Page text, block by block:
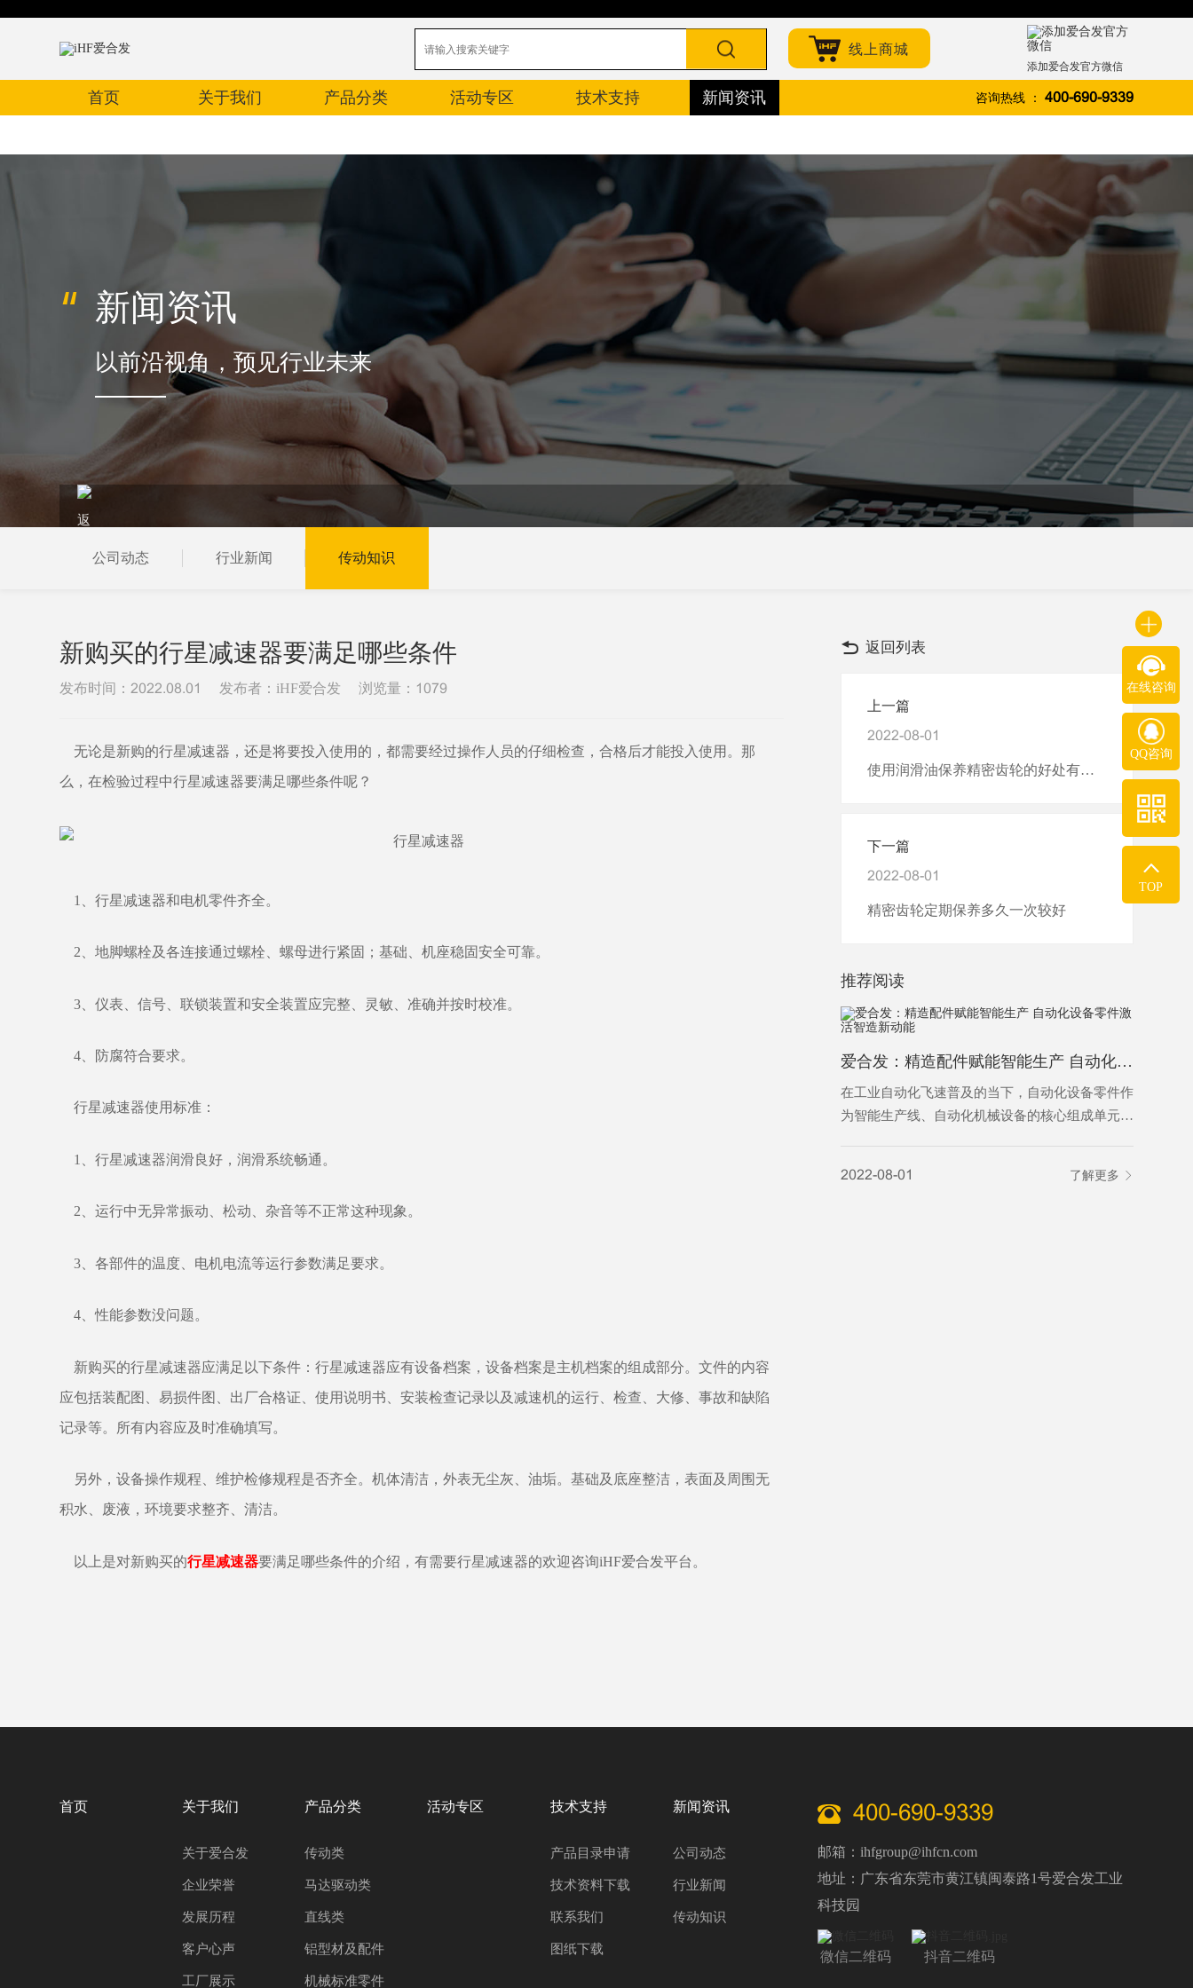
线上商城
添加爱合发官方微信
首页 关于我们 产品分类 活动专区 技术支持 新闻资讯 咨询热线 ： 400-690-9339
新闻资讯
以前沿视角，预见行业未来
当前位置：首页 新闻资讯 传动知识
公司动态 行业新闻 传动知识
新购买的行星减速器要满足哪些条件
发布时间： 2022.08.01 发布者：iHF爱合发 浏览量： 1079
无论是新购的行星减速器，还是将要投入使用的，都需要经过操作人员的仔细检查，合格后才能投入使用。那
么，在检验过程中行星减速器要满足哪些条件呢？
1、行星减速器和电机零件齐全。
2、地脚螺栓及各连接通过螺栓、螺母进行紧固；基础、机座稳固安全可靠。
3、仪表、信号、联锁装置和安全装置应完整、灵敏、准确并按时校准。
4、防腐符合要求。
行星减速器使用标准：
1、行星减速器润滑良好，润滑系统畅通。
2、运行中无异常振动、松动、杂音等不正常这种现象。
3、各部件的温度、电机电流等运行参数满足要求。
4、性能参数没问题。
新购买的行星减速器应满足以下条件：行星减速器应有设备档案，设备档案是主机档案的组成部分。文件的内容
应包括装配图、易损件图、出厂合格证、使用说明书、安装检查记录以及减速机的运行、检查、大修、事故和缺陷
记录等。所有内容应及时准确填写。
另外，设备操作规程、维护检修规程是否齐全。机体清洁，外表无尘灰、油垢。基础及底座整洁，表面及周围无
积水、废液，环境要求整齐、清洁。
以上是对新购买的行星减速器要满足哪些条件的介绍，有需要行星减速器的欢迎咨询iHF爱合发平台。
返回列表
上一篇
2022-08-01
使用润滑油保养精密齿轮的好处有哪些
下一篇
2022-08-01
精密齿轮定期保养多久一次较好
推荐阅读
爱合发：精造配件赋能智能生产 自动化设备零件激活智造新动能
在工业自动化飞速普及的当下，自动化设备零件作
为智能生产线、自动化机械设备的核心组成单元，
各司其职，支撑着工业自动化设备完成自动化输
2022-08-01 了解更多
首页 关于我们
关于爱合发
企业荣誉
发展历程
客户心声
工厂展示
产品分类
传动类
马达驱动类
直线类
铝型材及配件
机械标准零件
活动专区 技术支持
产品目录申请
技术资料下载
联系我们
图纸下载
新闻资讯
公司动态
行业新闻
传动知识
400-690-9339
邮箱：ihfgroup@ihfcn.com
地址：广东省东莞市黄江镇闽泰路1号爱合发工业
科技园
微信二维码 抖音二维码
在线咨询
QQ咨询
TOP